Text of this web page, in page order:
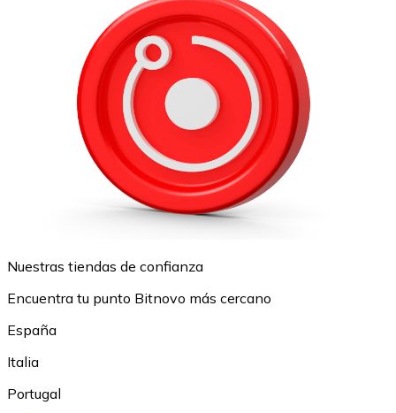
Nuestras tiendas de confianza
Encuentra tu punto Bitnovo más cercano
España
Italia
Portugal